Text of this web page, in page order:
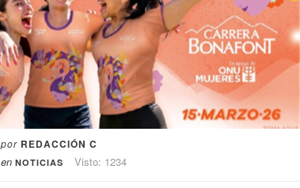
por REDACCIÓN C
en NOTICIAS Visto: 1234